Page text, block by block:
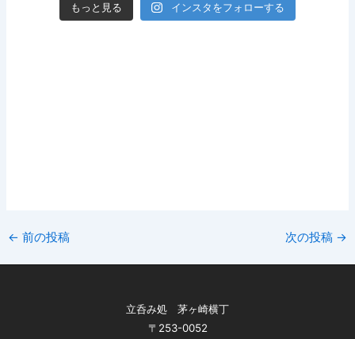
もっと見る インスタをフォローする
← 前の投稿 次の投稿 →
立呑み処 茅ヶ崎横丁
〒253-0052